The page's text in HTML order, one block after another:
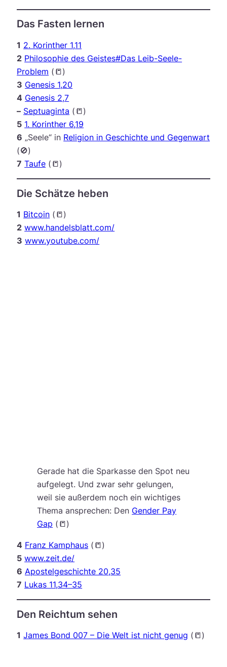
Das Fasten lernen
1 2. Korinther 1,11
2 Philosophie des Geistes#Das Leib-Seele-
Problem (📒)
3 Genesis 1,20
4 Genesis 2,7
– Septuaginta (📒)
5 1. Korinther 6,19
6 „Seele“ in Religion in Geschichte und Gegenwart
(🚫)
7 Taufe (📒)
Die Schätze heben
1 Bitcoin (📒)
2 www.handelsblatt.com/
3 www.youtube.com/
Gerade hat die Sparkasse den Spot neu
aufgelegt. Und zwar sehr gelungen,
weil sie außerdem noch ein wichtiges
Thema ansprechen: Den Gender Pay
Gap (📒)
4 Franz Kamphaus (📒)
5 www.zeit.de/
6 Apostelgeschichte 20,35
7 Lukas 11,34–35
Den Reichtum sehen
1 James Bond 007 – Die Welt ist nicht genug (📒)